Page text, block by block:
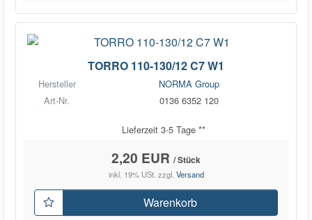
TORRO 110-130/12 C7 W1
Hersteller
NORMA Group
Art-Nr.
0136 6352 120
Lieferzeit 3-5 Tage **
2,20 EUR / Stück
inkl. 19% USt. zzgl. Versand
Warenkorb